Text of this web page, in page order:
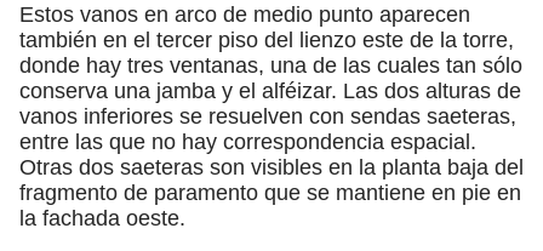
Estos vanos en arco de medio punto aparecen
también en el tercer piso del lienzo este de la torre,
donde hay tres ventanas, una de las cuales tan sólo
conserva una jamba y el alféizar. Las dos alturas de
vanos inferiores se resuelven con sendas saeteras,
entre las que no hay correspondencia espacial.
Otras dos saeteras son visibles en la planta baja del
fragmento de paramento que se mantiene en pie en
la fachada oeste.